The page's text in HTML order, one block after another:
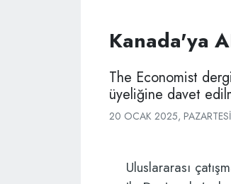
Kanada'ya
The Economist
üyeliğine davet
20 OCAK 2025, PAZARTESI
Uluslararası